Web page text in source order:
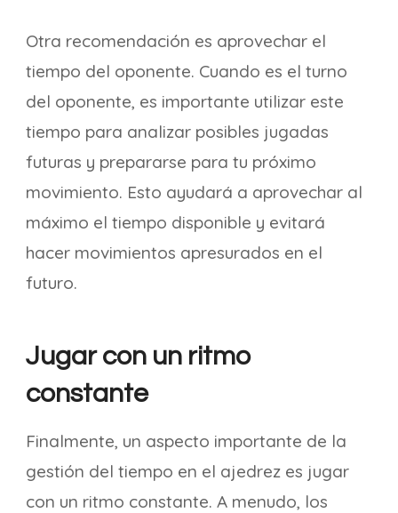
Otra recomendación es aprovechar el
tiempo del oponente. Cuando es el turno
del oponente, es importante utilizar este
tiempo para analizar posibles jugadas
futuras y prepararse para tu próximo
movimiento. Esto ayudará a aprovechar al
máximo el tiempo disponible y evitará
hacer movimientos apresurados en el
futuro.
Jugar con un ritmo
constante
Finalmente, un aspecto importante de la
gestión del tiempo en el ajedrez es jugar
con un ritmo constante. A menudo, los